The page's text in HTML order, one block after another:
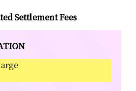
Settlement Fees